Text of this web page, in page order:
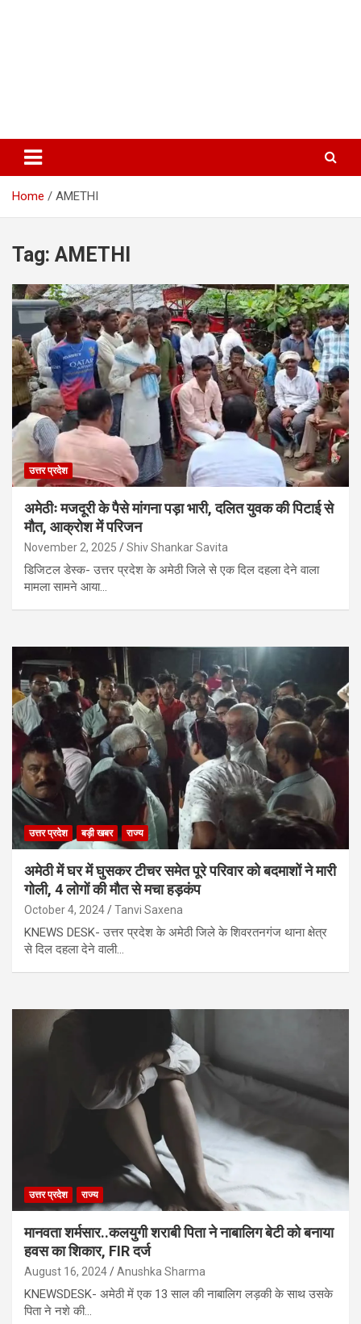
Home AMETHI
Tag: AMETHI
उत्तर प्रदेश
अमेठीः मजदूरी के पैसे मांगना पड़ा भारी, दलित युवक की पिटाई से
मौत, आक्रोश में परिजन
November 2, 2025 Shiv Shankar Savita
डिजिटल डेस्क- उत्तर प्रदेश के अमेठी जिले से एक दिल दहला देने वाला
मामला सामने आया…
उत्तर प्रदेश बड़ी खबर राज्य
अमेठी में घर में घुसकर टीचर समेत पूरे परिवार को बदमाशों ने मारी
गोली, 4 लोगों की मौत से मचा हड़कंप
October 4, 2024 Tanvi Saxena
KNEWS DESK- उत्तर प्रदेश के अमेठी जिले के शिवरतनगंज थाना क्षेत्र
से दिल दहला देने वाली…
उत्तर प्रदेश राज्य
मानवता शर्मसार..कलयुगी शराबी पिता ने नाबालिग बेटी को बनाया
हवस का शिकार, FIR दर्ज
August 16, 2024 Anushka Sharma
KNEWSDESK- अमेठी में एक 13 साल की नाबालिग लड़की के साथ उसके
पिता ने नशे की…